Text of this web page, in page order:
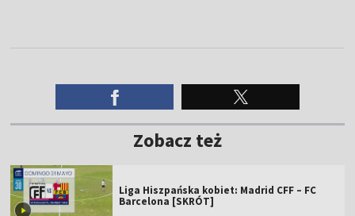
Zobacz też
Liga Hiszpańska kobiet: Madrid CFF – FC
Barcelona [SKRÓT]